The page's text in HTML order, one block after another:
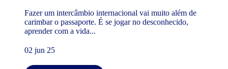
Fazer um intercâmbio internacional vai muito além de
carimbar o passaporte. É se jogar no desconhecido,
aprender com a vida...
02 jun 25